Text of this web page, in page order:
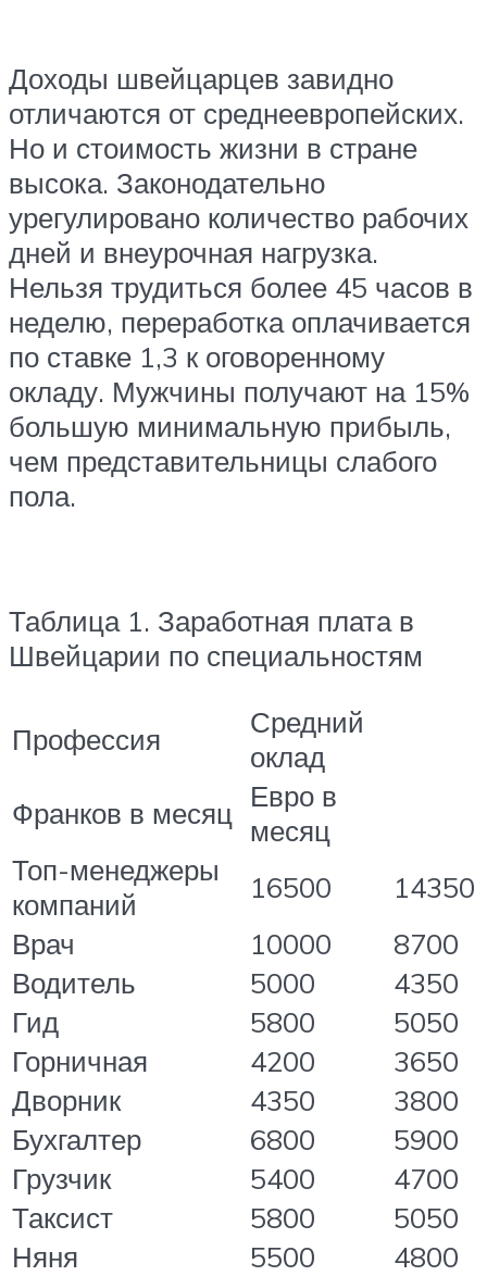
Доходы швейцарцев завидно
отличаются от среднеевропейских.
Но и стоимость жизни в стране
высока. Законодательно
урегулировано количество рабочих
дней и внеурочная нагрузка.
Нельзя трудиться более 45 часов в
неделю, переработка оплачивается
по ставке 1,3 к оговоренному
окладу. Мужчины получают на 15%
большую минимальную прибыль,
чем представительницы слабого
пола.
Таблица 1. Заработная плата в
Швейцарии по специальностям
Профессия
Средний
оклад
Франков в месяц Евро в
месяц
Топ-менеджеры
компаний
16500
14350
Врач
10000
8700
Водитель
5000
4350
Гид
5800
5050
Горничная
4200
3650
Дворник
4350
3800
Бухгалтер
6800
5900
Грузчик
5400
4700
Таксист
5800
5050
Няня
5500
4800